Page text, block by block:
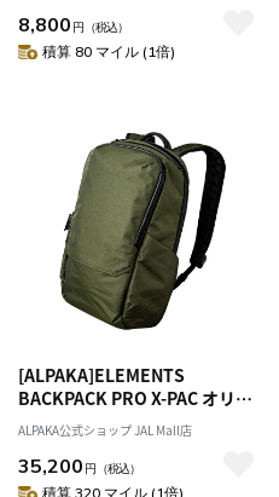
8,800 円 （税込）
積算 80 マイル (1倍)
[ALPAKA]ELEMENTS
BACKPACK PRO X-PAC オリー
ブグリーン
ALPAKA公式ショップ JAL Mall店
35,200 円 （税込）
積算 320 マイル (1倍)